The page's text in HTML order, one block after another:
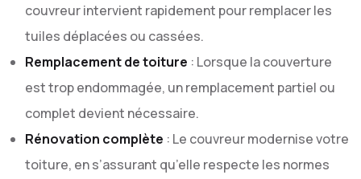
couvreur intervient rapidement pour remplacer les
tuiles déplacées ou cassées.
Remplacement de toiture : Lorsque la couverture
est trop endommagée, un remplacement partiel ou
complet devient nécessaire.
Rénovation complète : Le couvreur modernise votre
toiture, en s’assurant qu’elle respecte les normes